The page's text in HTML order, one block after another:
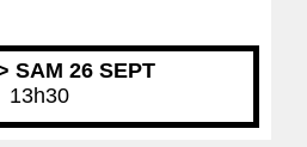
SAM 26 SEPT
13h30